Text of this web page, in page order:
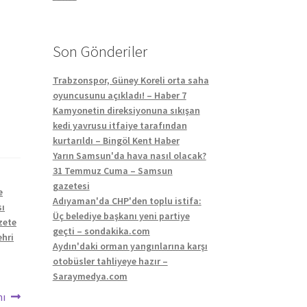
Son Gönderiler
Trabzonspor, Güney Koreli orta saha
oyuncusunu açıkladı! – Haber 7
Kamyonetin direksiyonuna sıkışan
kedi yavrusu itfaiye tarafından
kurtarıldı – Bingöl Kent Haber
Yarın Samsun'da hava nasıl olacak?
31 Temmuz Cuma – Samsun
gazetesi
Adıyaman'da CHP'den toplu istifa:
Üç belediye başkanı yeni partiye
geçti – sondakika.com
Aydın'daki orman yangınlarına karşı
otobüsler tahliyeye hazır –
Saraymedya.com